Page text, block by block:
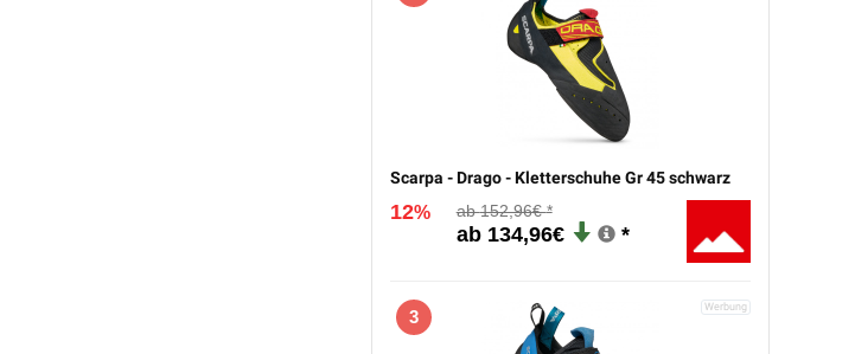
Scarpa - Drago - Kletterschuhe Gr 45 schwarz
12% 152,96€
134,96€
3